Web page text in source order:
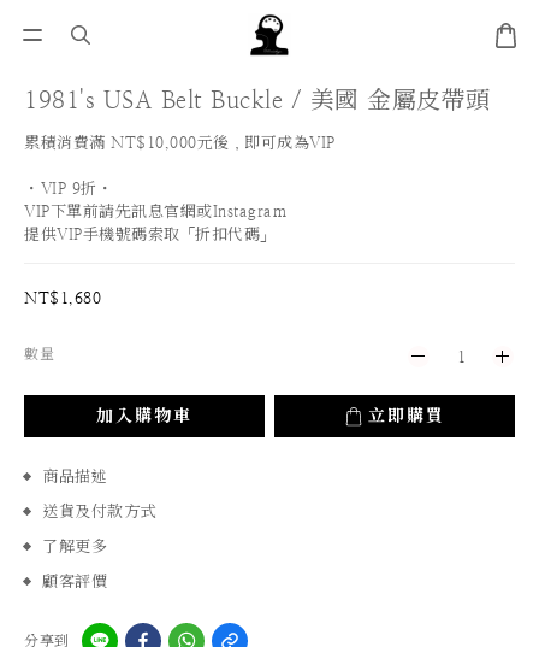
1981's USA Belt Buckle / 美國 金屬皮帶頭
累積消費滿 NT$10,000元後，即可成為VIP
・VIP 9折・
VIP下單前請先訊息官網或Instagram
提供VIP手機號碼索取「折扣代碼」
NT$1,680
數量
加入購物車 立即購買
商品描述
送貨及付款方式
了解更多
顧客評價
分享到